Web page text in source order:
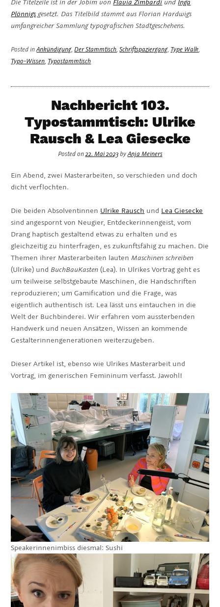
Plönnigs gesetzt. Das Titelbild stammt aus Florian Hardwigs
umfangreicher Sammlung typografischen Stadtgeschehens.
Posted inAnkündigung,Der Stammtisch,Schriftspaziergang, Type Walk,
Typo-Wissen, Typostammtisch
Nachbericht 103.
Typostammtisch: Ulrike
Rausch & Lea Giesecke
Posted on22. Mai 2023byAnja Meiners
Ein Abend, zwei Masterarbeiten, so verschieden und doch
dicht verflochten.
Die beiden Absolventinnen Ulrike Rausch und Lea Giesecke
sind angespornt von Neugier, Entdeckerinnengeist, vom
Drang haptisch gestaltend etwas zu erhalten und es
gleichzeitig zu hinterfragen, es zukunftsfähig zu machen. Die
Themen ihrer Masterarbeiten lautenMaschinen schreiben
(Ulrike) und BuchBauKasten (Lea). In Ulrikes Vortrag geht es
um teilweise selbstgebaute Maschinen, die Handschriften
reproduzieren; um Gamification und die Frage, was
eigentlich authentisch ist. Lea lässt uns eintauchen in die
Welt der Buchbinderei. Wir erfahren vom aussterbenden
Handwerk und neuen Ansätzen, Wissen an kommende
Gestalterinnengenerationen weiterzugeben.
Dieser Artikel ist, ebenso wie Ulrikes Masterarbeit und
Vortrag, im generischen Femininum verfasst. Jawohl!
Speakerinnenimbiss diesmal: Sushi